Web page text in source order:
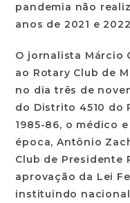
pandemia não
anos de 2021 e
O jornalista Márcio
ao Rotary Club de
no dia três de
do Distrito 4510 do
1985-86, o médico
época, Antônio
Club de Presidente
aprovação da Lei
instituindo